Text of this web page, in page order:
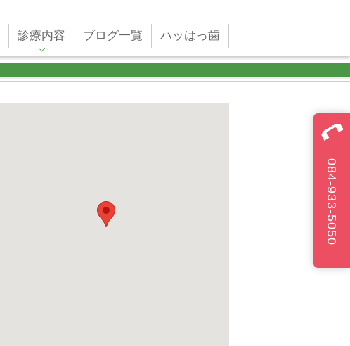
084-933-5050
診療内容 ブログ一覧 ハッはっ歯